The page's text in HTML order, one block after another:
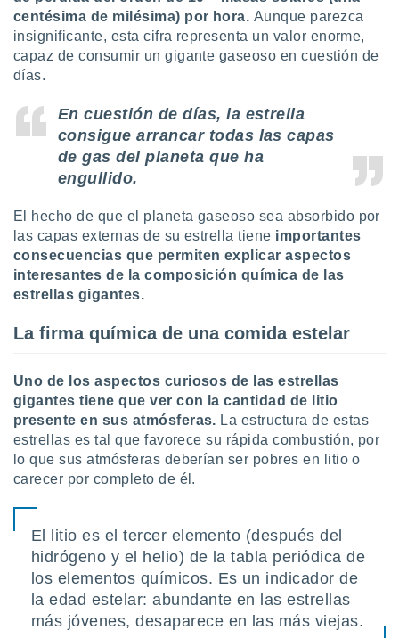
utilizar
contenido
medir el
el
del
o a través
de
con el
e
mediante
publicidad
publicidad
centésima de milésima) por hora. Aunque parezca
insignificante, esta cifra representa un valor enorme,
capaz de consumir un gigante gaseoso en cuestión de
días.
En cuestión de días, la estrella
consigue arrancar todas las capas
de gas del planeta que ha
engullido.
El hecho de que el planeta gaseoso sea absorbido por
las capas externas de su estrella tiene importantes
consecuencias que permiten explicar aspectos
interesantes de la composición química de las
estrellas gigantes.
La firma química de una comida estelar
Uno de los aspectos curiosos de las estrellas
gigantes tiene que ver con la cantidad de litio
presente en sus atmósferas. La estructura de estas
estrellas es tal que favorece su rápida combustión, por
lo que sus atmósferas deberían ser pobres en litio o
carecer por completo de él.
El litio es el tercer elemento (después del
hidrógeno y el helio) de la tabla periódica de
los elementos químicos. Es un indicador de
la edad estelar: abundante en las estrellas
más jóvenes, desaparece en las más viejas.